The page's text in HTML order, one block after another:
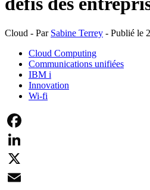
Cloud - Par Sabine Terrey - Publié le
Cloud Computing
Communications unifiées
IBM i
Innovation
Wi-fi
Facebook
LinkedIn
X